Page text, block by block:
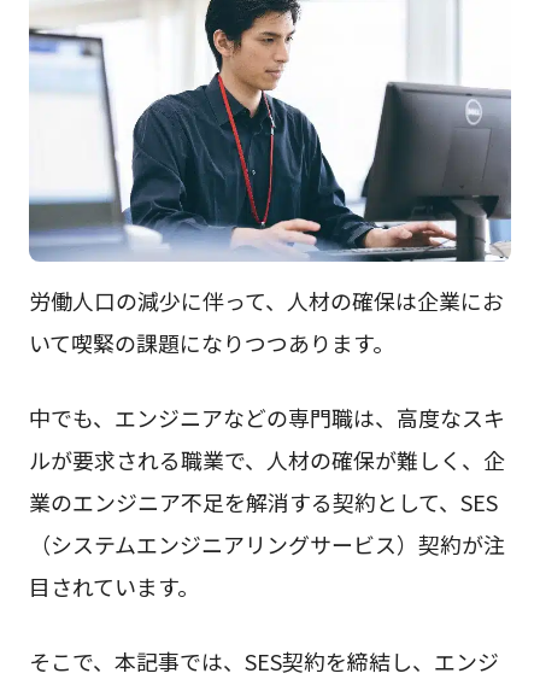
労働人口の減少に伴って、人材の確保は企業にお
いて喫緊の課題になりつつあります。
中でも、エンジニアなどの専門職は、高度なスキ
ルが要求される職業で、人材の確保が難しく、企
業のエンジニア不足を解消する契約として、SES
（システムエンジニアリングサービス）契約が注
目されています。
そこで、本記事では、SES契約を締結し、エンジ